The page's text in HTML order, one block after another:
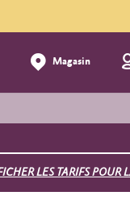
Magasin
LES TARIFS POUR